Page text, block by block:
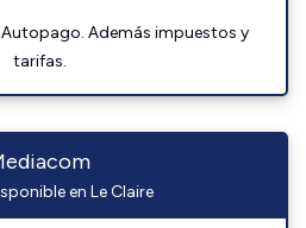
Además impuestos y
tarifas.
en Le Claire